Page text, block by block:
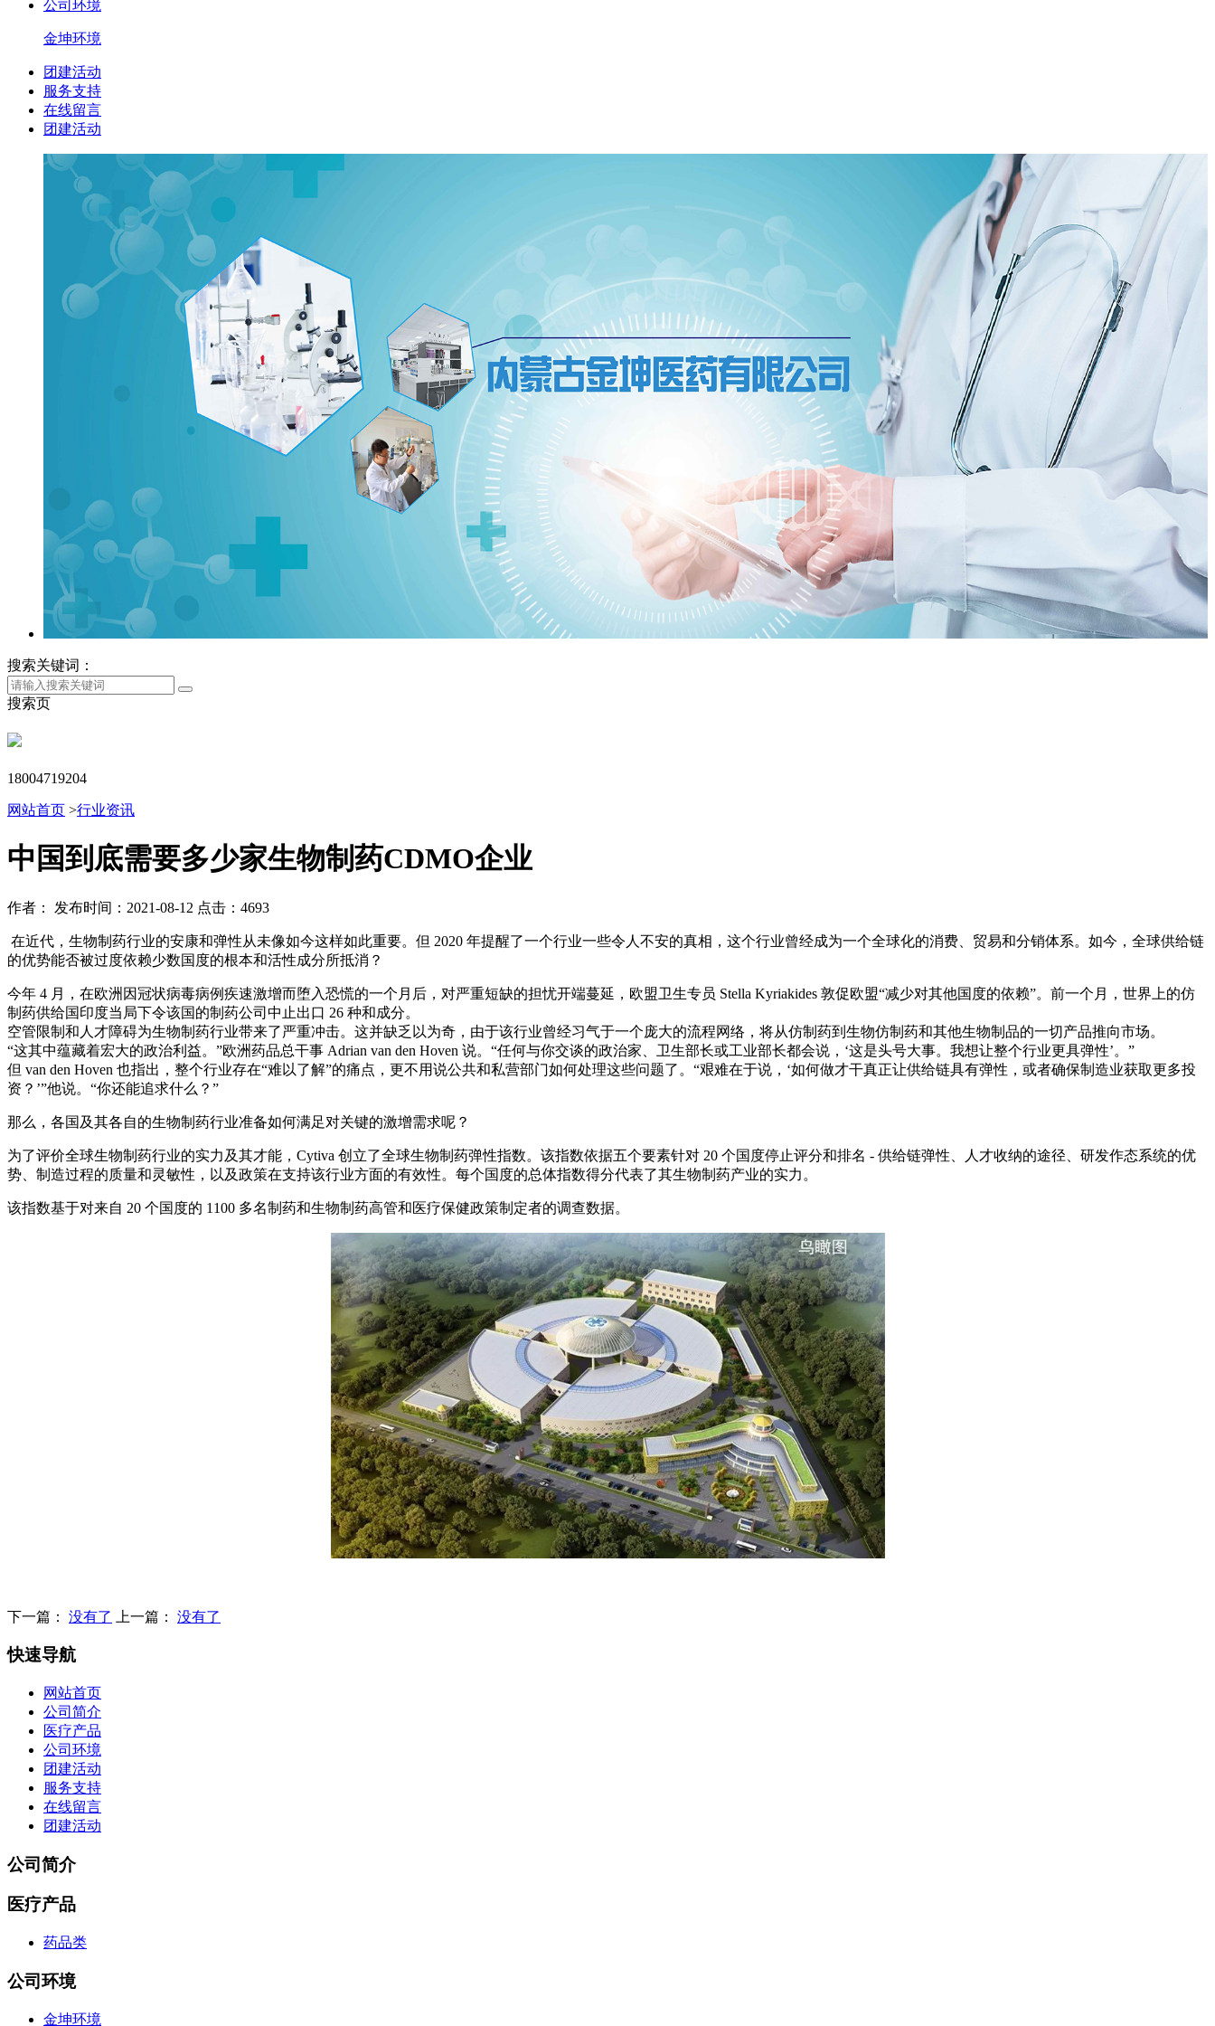
公司环境
金坤环境
团建活动
服务支持
在线留言
团建活动
搜索关键词：
搜索页
18004719204
网站首页 >行业资讯
中国到底需要多少家生物制药CDMO企业
作者： 发布时间：2021-08-12 点击：4693
在近代，生物制药行业的安康和弹性从未像如今这样如此重要。但 2020 年提醒了一个行业一些令人不安的真相，这个行业曾经成为一个全球化的消费、贸易和分销体系。如今，全球供给链
的优势能否被过度依赖少数国度的根本和活性成分所抵消？
今年 4 月，在欧洲因冠状病毒病例疾速激增而堕入恐慌的一个月后，对严重短缺的担忧开端蔓延，欧盟卫生专员 Stella Kyriakides 敦促欧盟“减少对其他国度的依赖”。前一个月，世界上的仿
制药供给国印度当局下令该国的制药公司中止出口 26 种和成分。
空管限制和人才障碍为生物制药行业带来了严重冲击。这并缺乏以为奇，由于该行业曾经习气于一个庞大的流程网络，将从仿制药到生物仿制药和其他生物制品的一切产品推向市场。
“这其中蕴藏着宏大的政治利益。”欧洲药品总干事 Adrian van den Hoven 说。“任何与你交谈的政治家、卫生部长或工业部长都会说，‘这是头号大事。我想让整个行业更具弹性’。”
但 van den Hoven 也指出，整个行业存在“难以了解”的痛点，更不用说公共和私营部门如何处理这些问题了。“艰难在于说，‘如何做才干真正让供给链具有弹性，或者确保制造业获取更多投
资？’”他说。“你还能追求什么？”
那么，各国及其各自的生物制药行业准备如何满足对关键的激增需求呢？
为了评价全球生物制药行业的实力及其才能，Cytiva 创立了全球生物制药弹性指数。该指数依据五个要素针对 20 个国度停止评分和排名 - 供给链弹性、人才收纳的途径、研发作态系统的优
势、制造过程的质量和灵敏性，以及政策在支持该行业方面的有效性。每个国度的总体指数得分代表了其生物制药产业的实力。
该指数基于对来自 20 个国度的 1100 多名制药和生物制药高管和医疗保健政策制定者的调查数据。
下一篇： 没有了 上一篇： 没有了
快速导航
网站首页
公司简介
医疗产品
公司环境
团建活动
服务支持
在线留言
团建活动
公司简介
医疗产品
药品类
公司环境
金坤环境